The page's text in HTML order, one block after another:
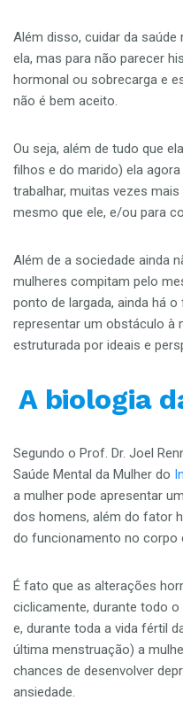
Além disso, cuidar da
ela, mas para não parecer
hormonal ou sobrecarga e
não é bem aceito.
Ou seja, além de tudo que
filhos e do marido) ela
trabalhar, muitas vezes
mesmo que ele, e/ou para
Além de a sociedade ainda
mulheres compitam pelo
ponto de largada, ainda há
representar um obstáculo à
estruturada por ideais e
A biologia
Segundo o Prof. Dr. Joel
Saúde Mental da Mulher do
a mulher pode apresentar
dos homens, além do fator
do funcionamento no corpo
É fato que as alterações
ciclicamente, durante todo
e, durante toda a vida fértil
última menstruação) a
chances de desenvolver
ansiedade.